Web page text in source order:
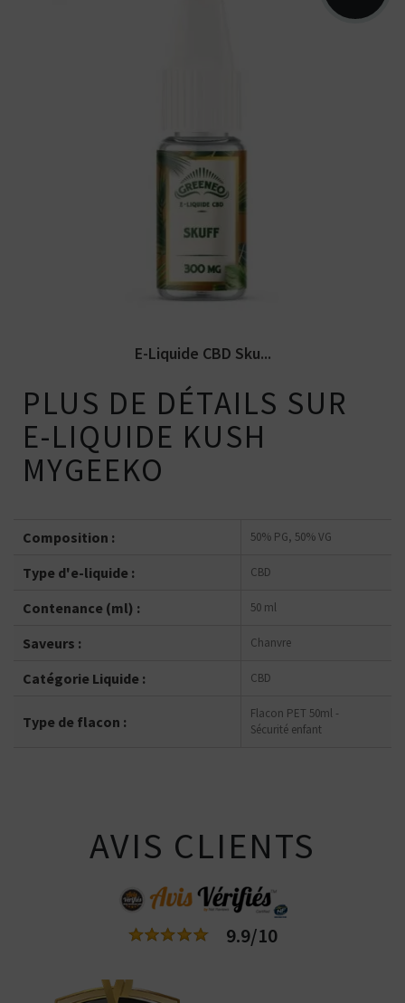
E-liquide CBD Skuff par Greeneo.
Disponible en 10ml et en 100mg,
E-Liquide CBD Sku...
PLUS DE DÉTAILS SUR
E-LIQUIDE KUSH
MYGEEKO
Composition : 50% PG, 50% VG
Type d'e-liquide : CBD
Contenance (ml) : 50 ml
Saveurs : Chanvre
Catégorie Liquide : CBD
Type de flacon :
Flacon PET 50ml -
Sécurité enfant
AVIS CLIENTS
9.9/10